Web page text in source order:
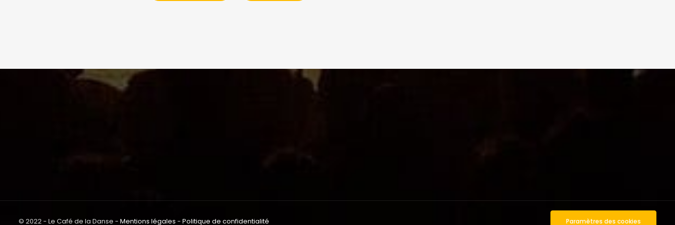
© 2022 - Le Café de la Danse - Mentions légales - Politique de confidentialité Paramètres des cookies